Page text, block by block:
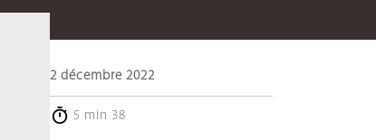
2 décembre 2022
5 min 38